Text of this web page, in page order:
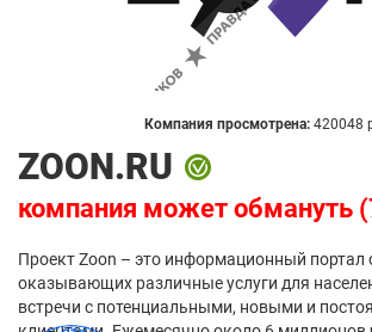
Компания просмотрена: 420048
ZOON.RU
компания может обмануть
Проект Zoon – это информационный портал
оказывающих различные услуги для
встречи с потенциальными, новыми и